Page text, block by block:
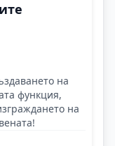
на
функция,
на